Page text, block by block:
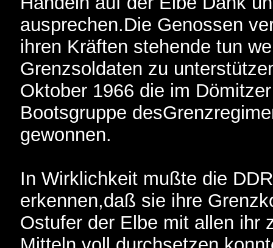
ausprechen.Die Genossen
ihren Kräften stehende tun
Grenzsoldaten zu
Oktober 1966 die im
Bootsgruppe
gewonnen.
In Wirklichkeit mußte die
erkennen,daß sie ihre
Ostufer der Elbe mit allen ihr